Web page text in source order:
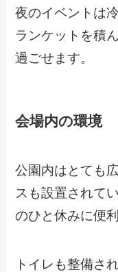
夜のイベントは
ランケットを積
過ごせます。
会場内の環境
公園内はとても
スも設置されて
のひと休みに便利
トイレも整備さ